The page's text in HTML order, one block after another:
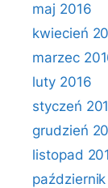
maj 2016
kwiecień
marzec
luty 2016
styczeń
grudzień
listopad